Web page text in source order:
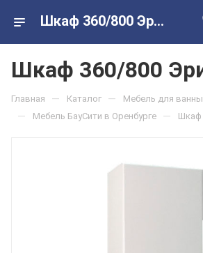
Шкаф 360/800 Эрика в розничных магазинах Сантехторг
Шкаф 360/800
Главная — Каталог — Мебель для
— Мебель БауСити в Оренбурге — Шкаф